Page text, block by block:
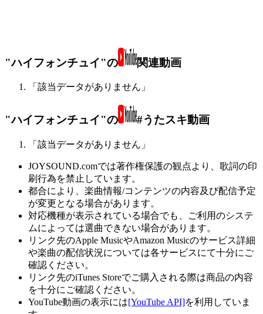
"ハイフォンチュイ"の 関連動画
「該当データがありません」
"ハイフォンチュイ"の #うたスキ動画
「該当データがありません」
JOYSOUND.comでは著作権保護の観点より、歌詞の印
刷行為を禁止しています。
都合により、楽曲情報/コンテンツの内容及び配信予定
が変更となる場合があります。
対応機種が表示されている場合でも、ご利用のシステ
ムによっては選曲できない場合があります。
リンク先のApple MusicやAmazon Musicのサービス詳細
や楽曲の配信状況については各サービスにて十分にご
確認ください。
リンク先のiTunes Storeでご購入される際は商品の内容
を十分にご確認ください。
YouTube動画の表示には[YouTube API]を利用していま